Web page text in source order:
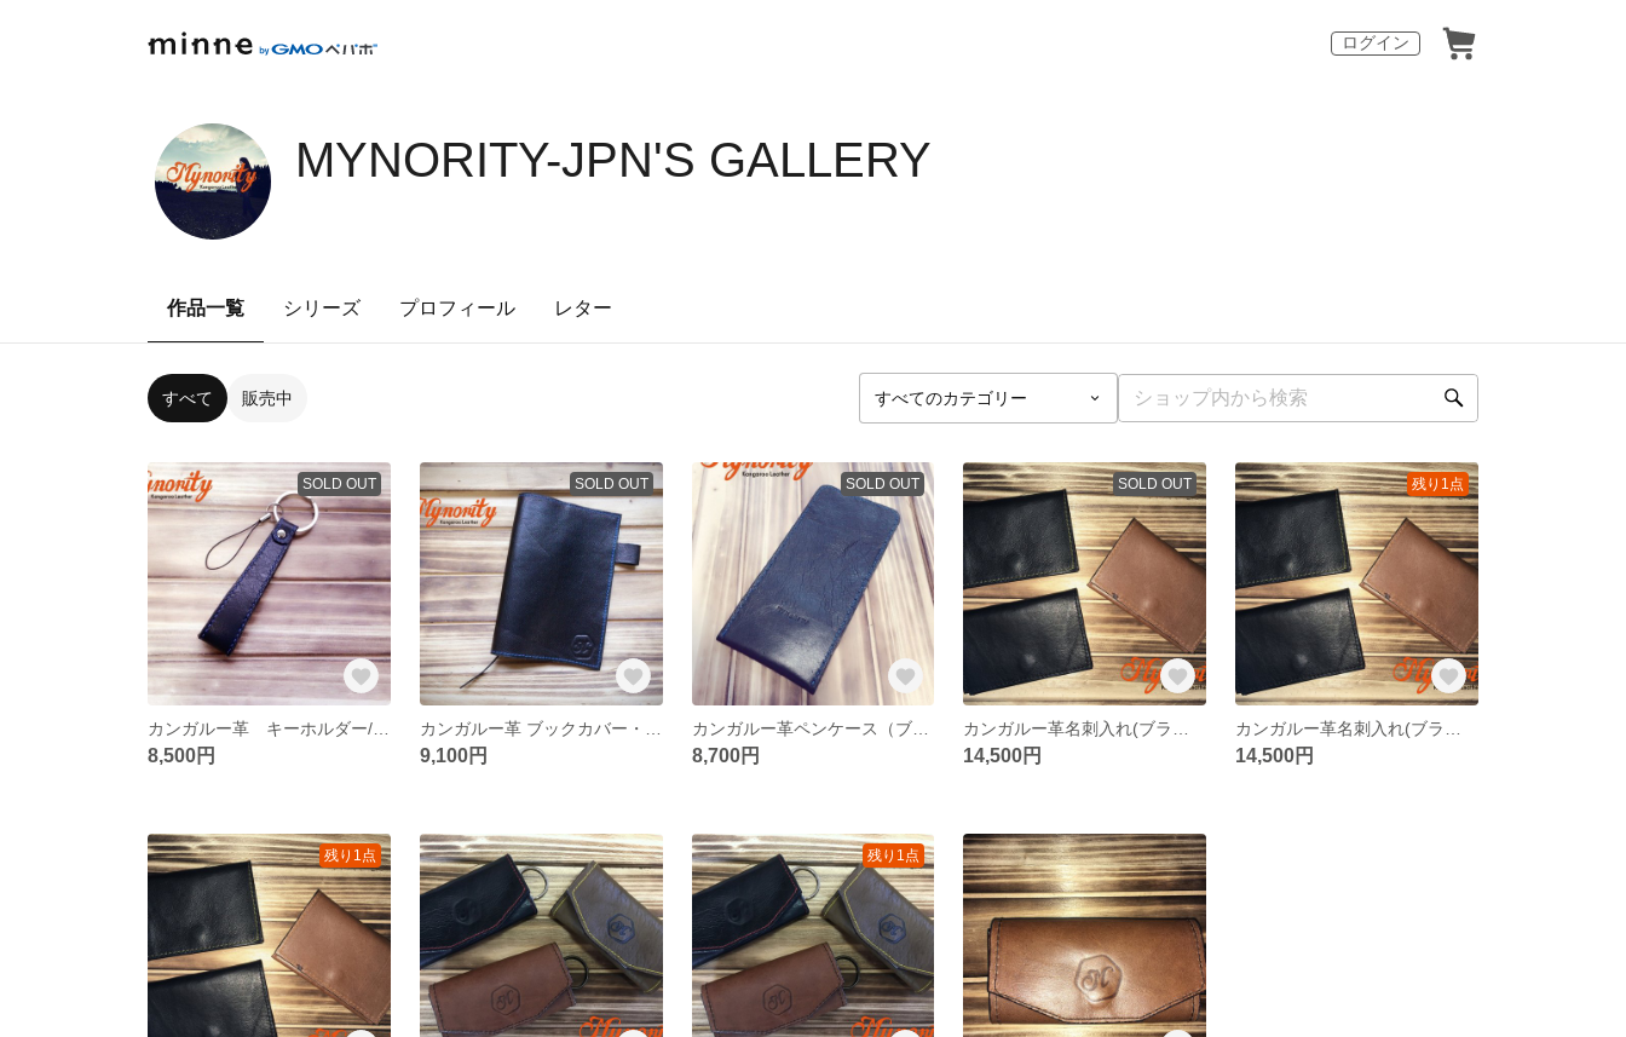
ログイン
MYNORITY-JPN'S GALLERY
作品一覧 シリーズ プロフィール レター
すべて 販売中
SOLD OUT
8,500円
SOLD OUT
9,100円
SOLD OUT
カンガルー革ペンケース（ブラック×ブルー）
8,700円
SOLD OUT
14,500円
残り1点
14,500円
残り1点 残り1点